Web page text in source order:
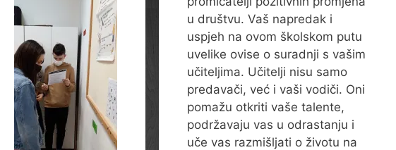
u društvu. Vaš napredak i
uspjeh na ovom školskom putu
uvelike ovise o suradnji s vašim
učiteljima. Učitelji nisu samo
predavači, već i vaši vodiči. Oni
pomažu otkriti vaše talente,
podržavaju vas u odrastanju i
uče vas razmišljati o životu na